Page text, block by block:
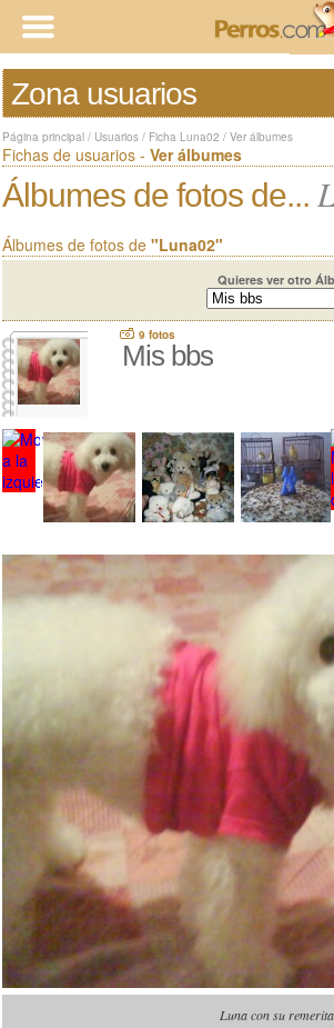
Zona usuarios
Página principal / Usuarios / Ficha Luna02 / Ver álbumes
Fichas de usuarios - Ver álbumes
Álbumes de fotos de...
Álbumes de fotos de "Luna02"
Quieres ver otro
9 fotos
Mis bbs
Luna con su